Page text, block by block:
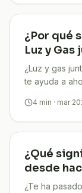
¿Por qué
Luz y
¿Luz y gas
te ayuda a
4 min · mar
¿Qué
desde
¿Te ha